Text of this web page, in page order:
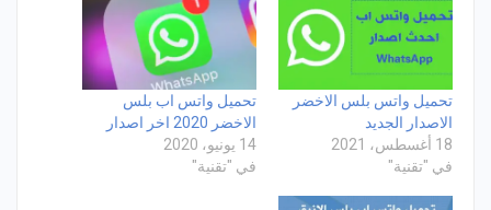
تحميل واتس بلس الاخضر
الاصدار الجديد
18 أغسطس، 2021
في "تقنية"
تحميل واتس اب بلس
الاخضر 2020 اخر اصدار
14 يونيو، 2020
في "تقنية"